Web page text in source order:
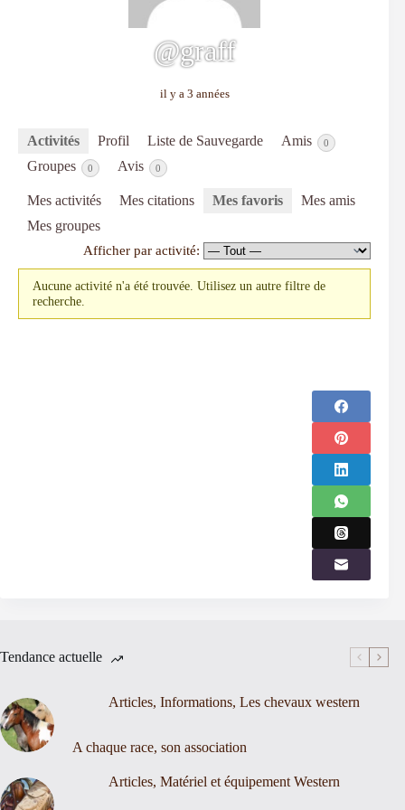
@graff
il y a 3 années
Activités Profil Liste de Sauvegarde Amis 0
Groupes 0 Avis 0
Mes activités Mes citations Mes favoris
Mes amis
Mes groupes
Afficher par activité:
Aucune activité n'a été trouvée. Utilisez un autre filtre de
recherche.
Tendance actuelle
Articles, Informations, Les chevaux western
A chaque race, son association
Articles, Matériel et équipement Western